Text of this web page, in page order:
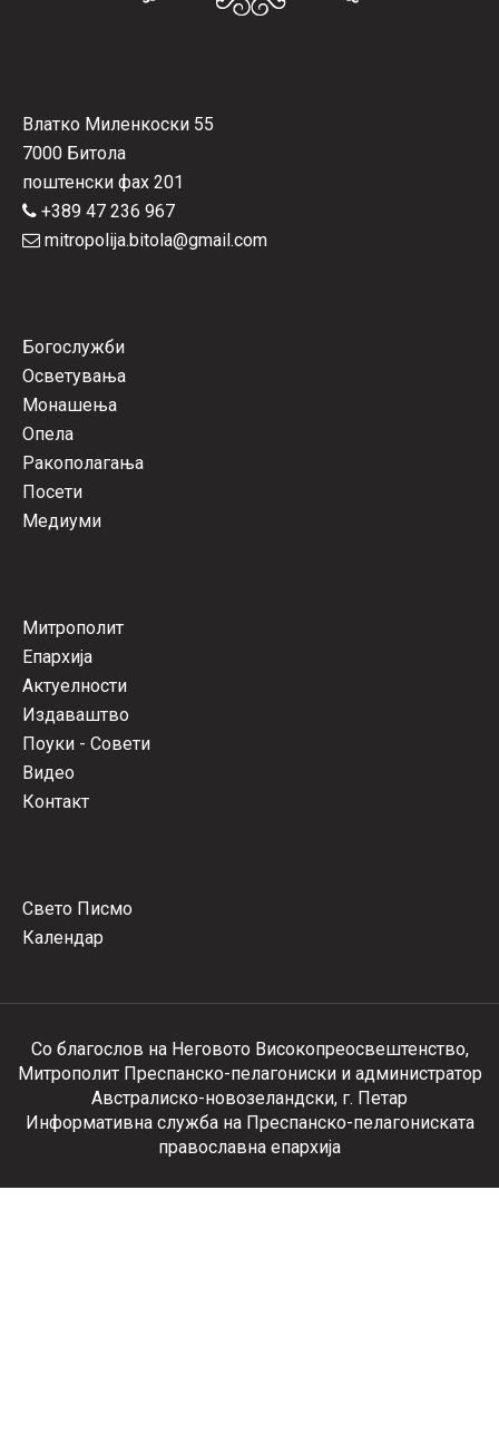
Влатко Миленкоски 55
7000 Битола
поштенски фах 201
+389 47 236 967
mitropolija.bitola@gmail.com
Богослужби
Осветувања
Монашења
Опела
Ракополагања
Посети
Медиуми
Митрополит
Епархија
Актуелности
Издаваштво
Поуки - Совети
Видео
Контакт
Свето Писмо
Календар
Со благослов на Неговото Високопреосвештенство,
Митрополит Преспанско-пелагониски и администратор
Австралиско-новозеландски, г. Петар
Информативна служба на Преспанско-пелагониската
православна епархија